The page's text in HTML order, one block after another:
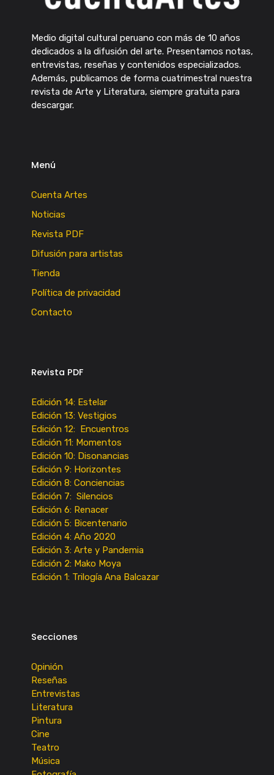
Medio digital cultural peruano con más de 10 años
dedicados a la difusión del arte. Presentamos notas,
entrevistas, reseñas y contenidos especializados.
Además, publicamos de forma cuatrimestral nuestra
revista de Arte y Literatura, siempre gratuita para
descargar.
Menú
Cuenta Artes
Noticias
Revista PDF
Difusión para artistas
Tienda
Política de privacidad
Contacto
Revista PDF
Edición 14: Estelar
Edición 13: Vestigios
Edición 12: Encuentros
Edición 11: Momentos
Edición 10: Disonancias
Edición 9: Horizontes
Edición 8: Conciencias
Edición 7: Silencios
Edición 6: Renacer
Edición 5: Bicentenario
Edición 4: Año 2020
Edición 3: Arte y Pandemia
Edición 2: Mako Moya
Edición 1: Trilogía Ana Balcazar
Secciones
Opinión
Reseñas
Entrevistas
Literatura
Pintura
Cine
Teatro
Música